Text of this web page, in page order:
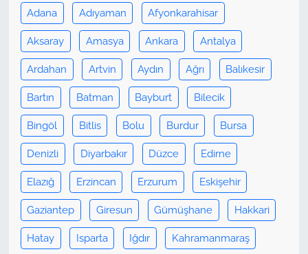
Adana Adıyaman Afyonkarahisar
Aksaray Amasya Ankara Antalya
Ardahan Artvin Aydın Ağrı Balıkesir
Bartın Batman Bayburt Bilecik
Bingöl Bitlis Bolu Burdur Bursa
Denizli Diyarbakır Düzce Edirne
Elazığ Erzincan Erzurum Eskişehir
Gaziantep Giresun Gümüşhane Hakkari
Hatay Isparta Iğdır Kahramanmaraş